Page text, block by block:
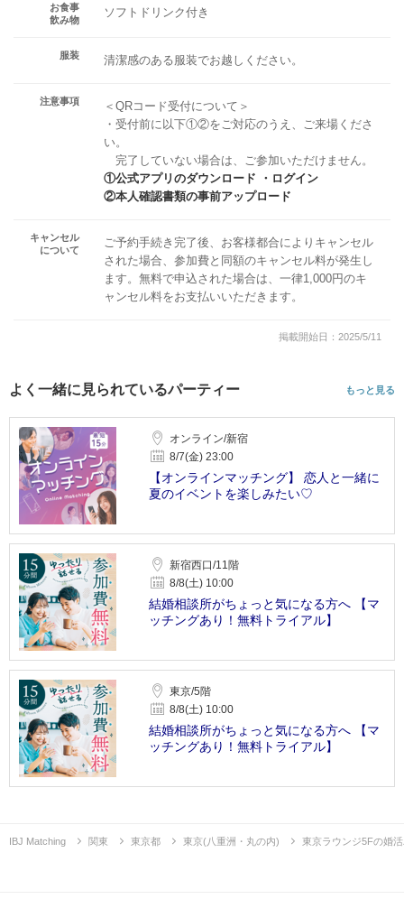
お食事
飲み物
ソフトドリンク付き
服装 清潔感のある服装でお越しください。
注意事項
＜QRコード受付について＞
・受付前に以下①②をご対応のうえ、ご来場くださ
い。
完了していない場合は、ご参加いただけません。
①公式アプリのダウンロード ・ログイン
②本人確認書類の事前アップロード
キャンセル
について
ご予約手続き完了後、お客様都合によりキャンセル
された場合、参加費と同額のキャンセル料が発生し
ます。無料で申込された場合は、一律1,000円のキ
ャンセル料をお支払いいただきます。
掲載開始日：2025/5/11
よく一緒に見られているパーティー もっと見る
オンライン/新宿
8/7(金) 23:00
【オンラインマッチング】 恋人と一緒に
夏のイベントを楽しみたい♡
新宿西口/11階
8/8(土) 10:00
結婚相談所がちょっと気になる方へ 【マ
ッチングあり！無料トライアル】
東京/5階
8/8(土) 10:00
結婚相談所がちょっと気になる方へ 【マ
ッチングあり！無料トライアル】
IBJ Matching 関東 東京都 東京(八重洲・丸の内) 東京ラウンジ5Fの婚